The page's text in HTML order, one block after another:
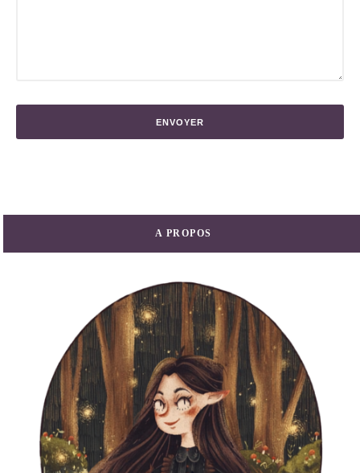
A PROPOS